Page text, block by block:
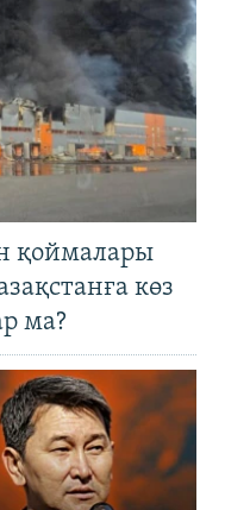
қоймалары
көз
ма?